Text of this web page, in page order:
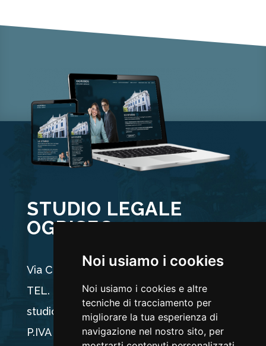
Noi usiamo i cookies
Noi usiamo i cookies e altre
tecniche di tracciamento per
migliorare la tua esperienza di
navigazione nel nostro sito, per
STUDIO LEGALE
OGRISEG
Via Carducci 44, 33100 Udine
TEL. +39 0432 512704
studio@ogriseg.legal
P.IVA 02590960304